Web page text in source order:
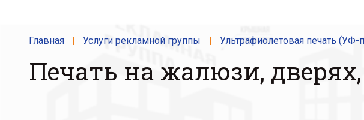
Главная Услуги рекламной группы Ультрафиолетовая печать (УФ-
Печать на жалюзи,